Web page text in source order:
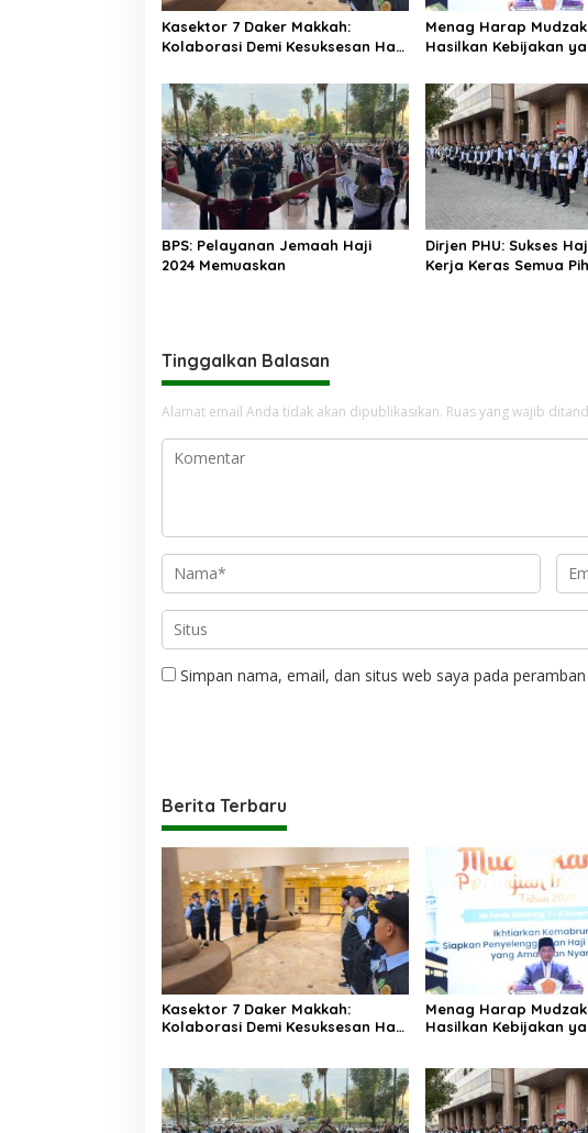
Kasektor 7 Daker Makkah:
Kolaborasi Demi Kesuksesan Haji
Menag Harap
Hasilkan Kebijakan
BPS: Pelayanan Jemaah Haji
2024 Memuaskan
Dirjen PHU: Sukses
Kerja Keras Semua
Tinggalkan Balasan
Alamat email Anda tidak akan dipublikasikan. Ruas yang wajib
Simpan nama, email, dan situs web saya pada
Berita Terbaru
Kasektor 7 Daker Makkah:
Kolaborasi Demi Kesuksesan Haji
Menag Harap
Hasilkan Kebijakan